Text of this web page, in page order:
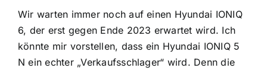
Wir warten immer noch auf einen Hyundai IONIQ
6, der erst gegen Ende 2023 erwartet wird. Ich
könnte mir vorstellen, dass ein Hyundai IONIQ 5
N ein echter „Verkaufsschlager“ wird. Denn die